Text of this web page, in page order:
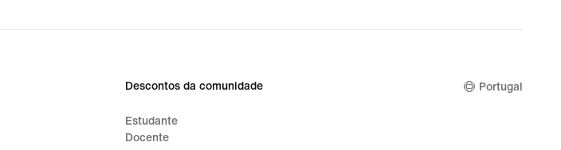
Descontos da comunidade
Estudante
Docente
Portugal